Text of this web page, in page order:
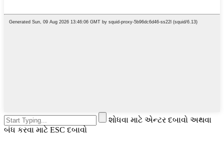
શોધવા માટે એન્ટર દબાવો અથવા
બંધ કરવા માટે ESC દબાવો